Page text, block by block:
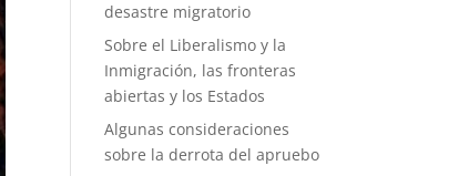
desastre migratorio
Sobre el Liberalismo y la
Inmigración, las fronteras
abiertas y los Estados
Algunas consideraciones
sobre la derrota del apruebo